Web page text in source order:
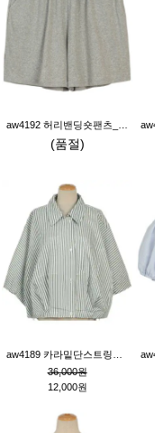
(품절)
36,000원
12,000원